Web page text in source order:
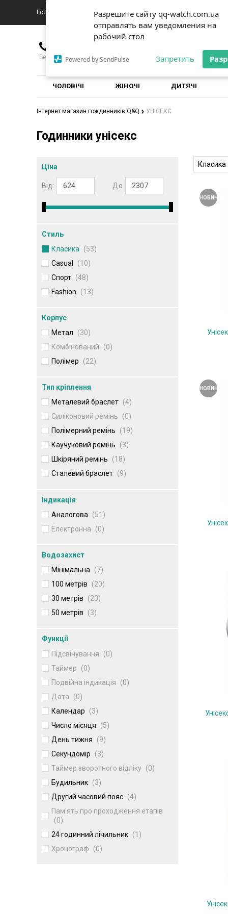
Разрешите сайту qq-watch.com.ua
отправлять вам уведомления на
рабочий стол
Powered by SendPulse Запретить
Разрешите сайту qq-watch.com.ua
отправлять вам уведомления на
рабочий стол
Powered by SendPulse Запретить
Головна Про магазин Доставка Новини Контакты
Безкоштовно для всіх операторів по Україні
ЧОЛОВІЧІ ЖІНОЧІ ДИТЯЧІ
Інтернет магазин гождинників Q&Q УНІСЕКС
Годинники унісекс
Ціна
Від: До
Стиль
Класика
(53)
Casual
(10)
Спорт (48)
Fashion
(13)
Корпус
Метал
(30)
Комбінований
(0)
Полімер
(22)
Тип кріплення
Металевий браслет (4)
Силіконовий ремінь
(0)
Полімерний ремінь
(19)
Каучуковий ремінь
(3)
Шкіряний ремінь
(18)
Сталевий браслет (9)
Індикація
Аналогова
(51)
Електронна
(0)
Водозахист
Мінімальна (7)
100 метрів
(20)
30 метрів
(23)
50 метрів
(3)
Функції
Підсвічування
(0)
Таймер
(0)
Подвійна індикація
(0)
Дата
(0)
Календар
(3)
Число місяця
(5)
День тижня
(9)
Секундомір
(3)
Таймер зворотного відліку (0)
Будильник (3)
Другий часовий пояс (4)
Пам'ять про проходження етапів
(0)
24 годинний лічильник (1)
Хронограф
(0)
Класика
НОВИНКА
НОВИНКА